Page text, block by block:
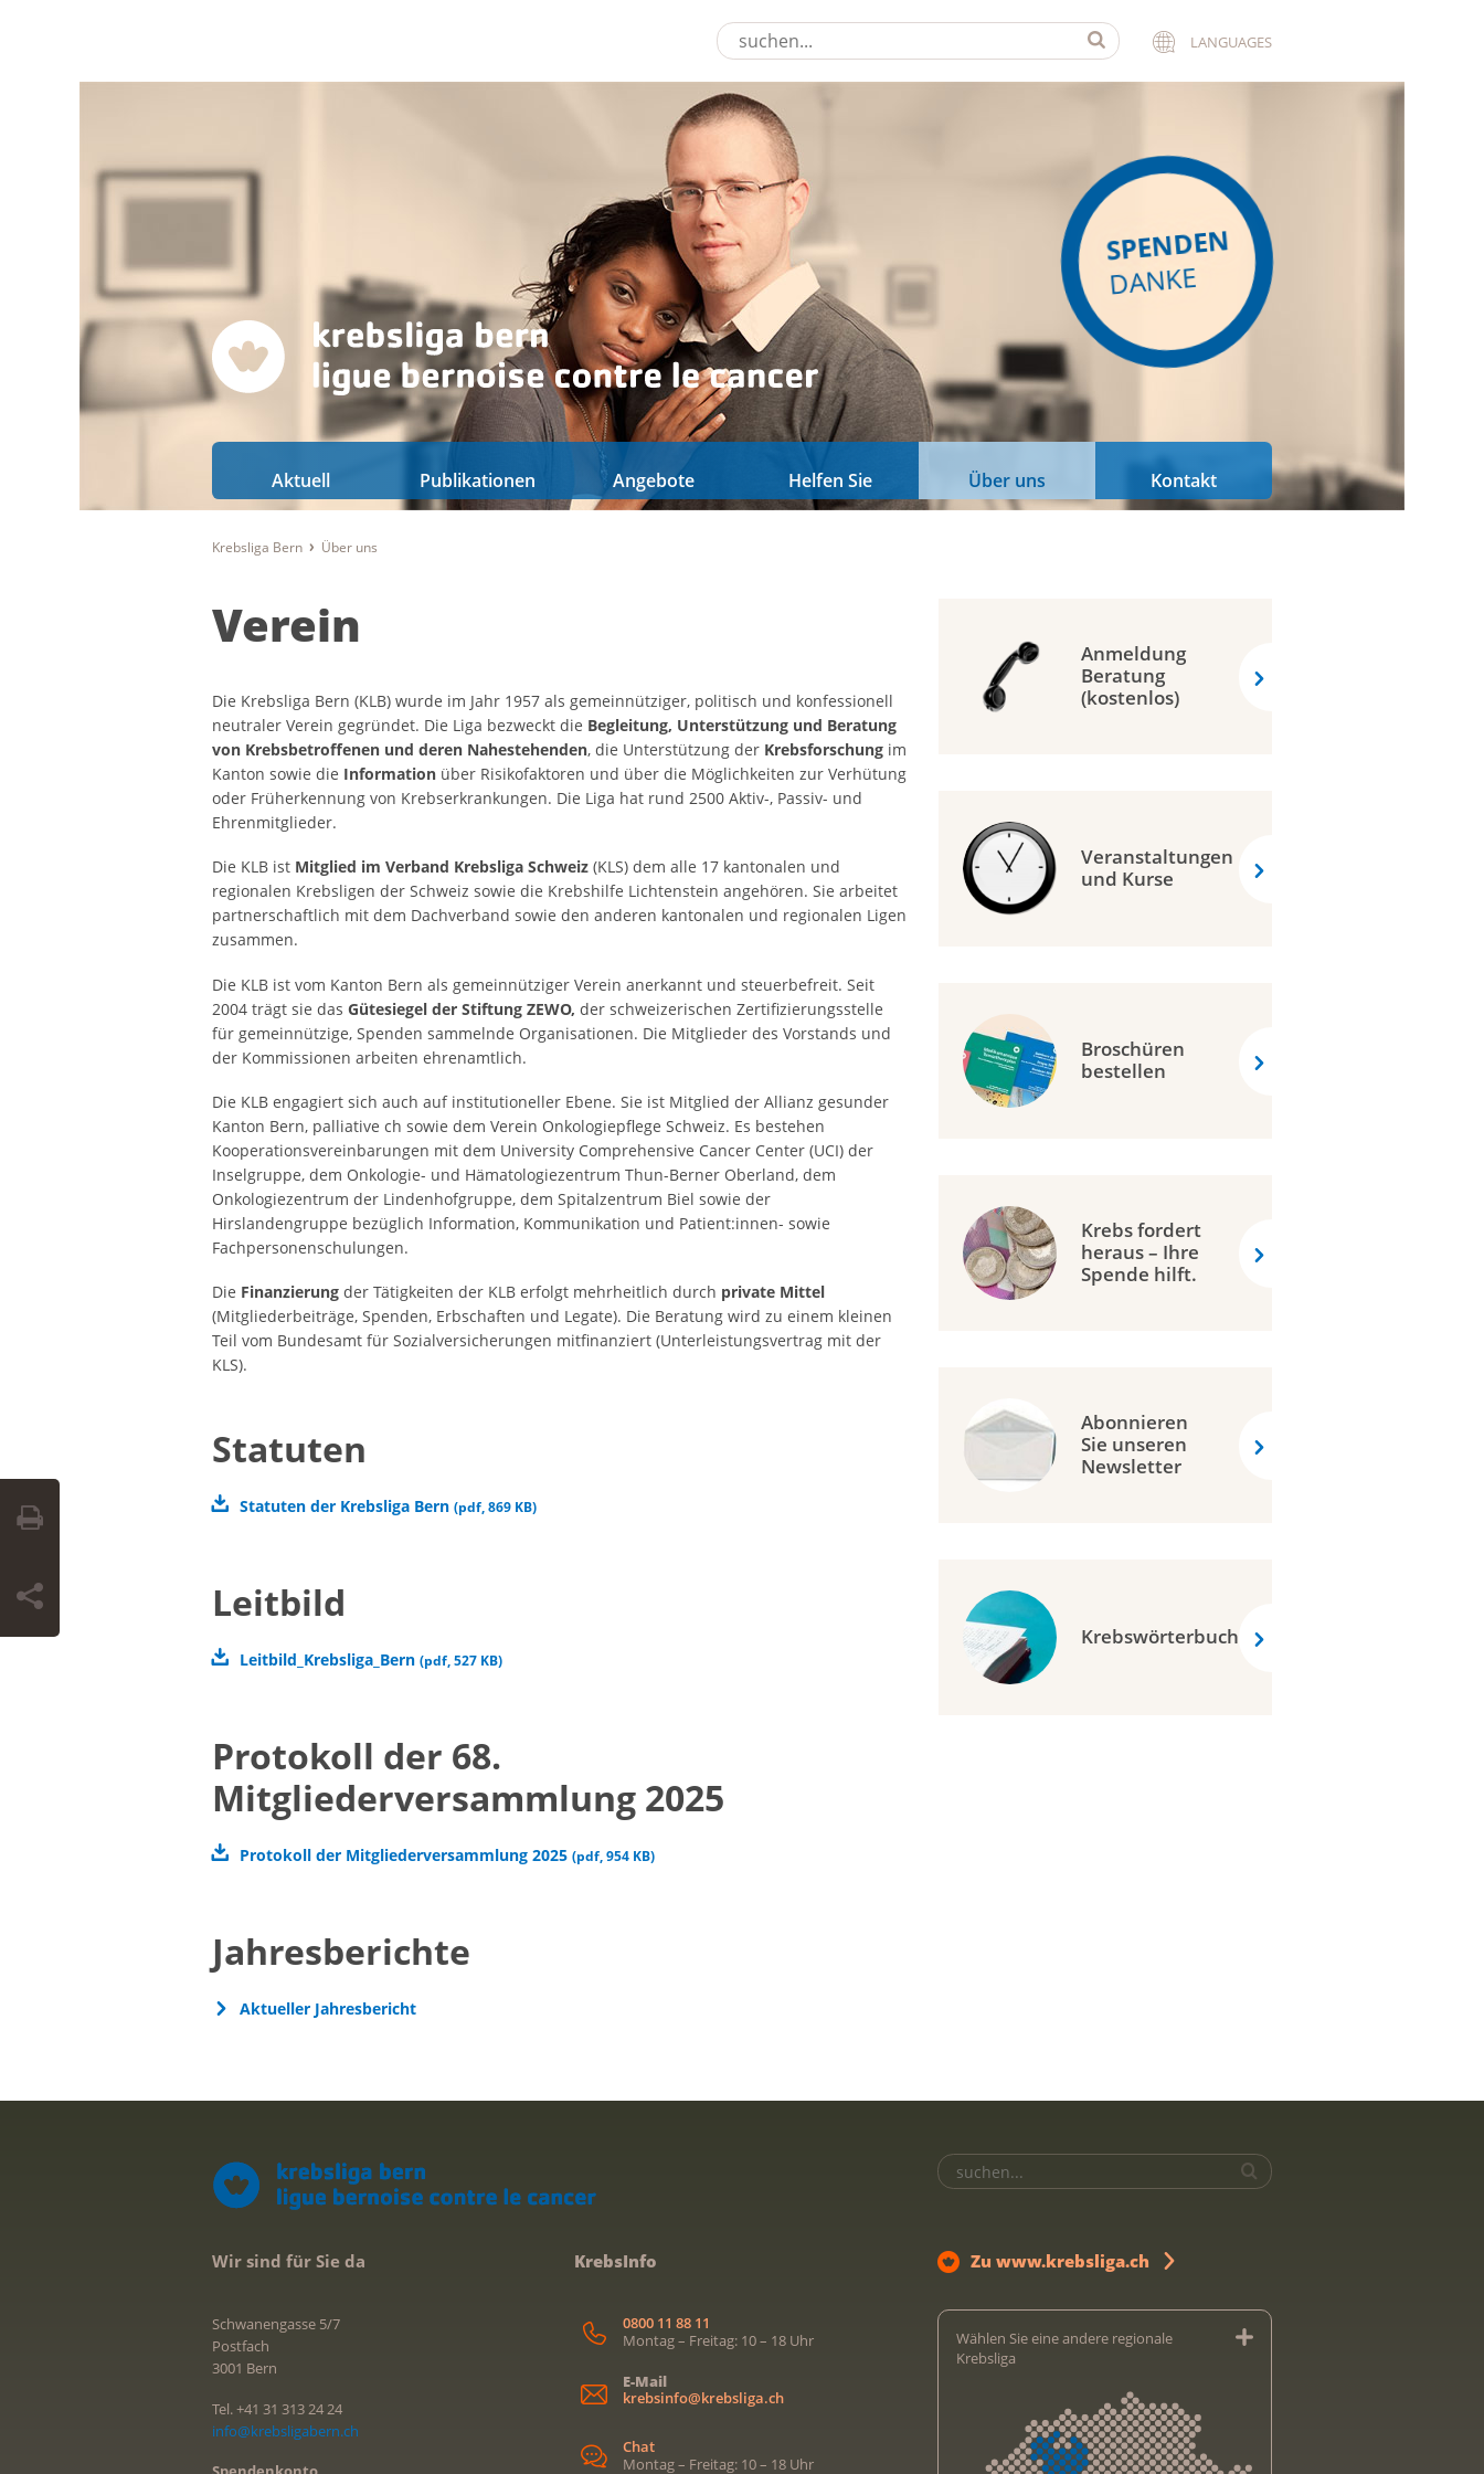
LANGUAGES
SPENDEN
DANKE
Aktuell Publikationen Angebote Helfen Sie Über uns Kontakt
Krebsliga Bern Über uns
Verein
Die Krebsliga Bern (KLB) wurde im Jahr 1957 als gemeinnütziger, politisch und konfessionell
neutraler Verein gegründet. Die Liga bezweckt die Begleitung, Unterstützung und Beratung
von Krebsbetroffenen und deren Nahestehenden, die Unterstützung der Krebsforschung im
Kanton sowie die Information über Risikofaktoren und über die Möglichkeiten zur Verhütung
oder Früherkennung von Krebserkrankungen. Die Liga hat rund 2500 Aktiv-, Passiv- und
Ehrenmitglieder.
Die KLB ist Mitglied im Verband Krebsliga Schweiz (KLS) dem alle 17 kantonalen und
regionalen Krebsligen der Schweiz sowie die Krebshilfe Lichtenstein angehören. Sie arbeitet
partnerschaftlich mit dem Dachverband sowie den anderen kantonalen und regionalen Ligen
zusammen.
Die KLB ist vom Kanton Bern als gemeinnütziger Verein anerkannt und steuerbefreit. Seit
2004 trägt sie das Gütesiegel der Stiftung ZEWO, der schweizerischen Zertifizierungsstelle
für gemeinnützige, Spenden sammelnde Organisationen. Die Mitglieder des Vorstands und
der Kommissionen arbeiten ehrenamtlich.
Die KLB engagiert sich auch auf institutioneller Ebene. Sie ist Mitglied der Allianz gesunder
Kanton Bern, palliative ch sowie dem Verein Onkologiepflege Schweiz. Es bestehen
Kooperationsvereinbarungen mit dem University Comprehensive Cancer Center (UCI) der
Inselgruppe, dem Onkologie- und Hämatologiezentrum Thun-Berner Oberland, dem
Onkologiezentrum der Lindenhofgruppe, dem Spitalzentrum Biel sowie der
Hirslandengruppe bezüglich Information, Kommunikation und Patient:innen- sowie
Fachpersonenschulungen.
Die Finanzierung der Tätigkeiten der KLB erfolgt mehrheitlich durch private Mittel
(Mitgliederbeiträge, Spenden, Erbschaften und Legate). Die Beratung wird zu einem kleinen
Teil vom Bundesamt für Sozialversicherungen mitfinanziert (Unterleistungsvertrag mit der
KLS).
Statuten
Statuten der Krebsliga Bern (pdf,869 KB)
Leitbild
Leitbild_Krebsliga_Bern (pdf,527 KB)
Protokoll der 68.
Mitgliederversammlung 2025
Protokoll der Mitgliederversammlung 2025 (pdf,954 KB)
Jahresberichte
Aktueller Jahresbericht
Anmeldung
Beratung
(kostenlos)
Veranstaltungen
und Kurse
Broschüren
bestellen
Krebs fordert
heraus – Ihre
Spende hilft.
Abonnieren
Sie unseren
Newsletter
Krebswörterbuch
Wir sind für Sie da
Schwanengasse 5/7
Postfach
3001 Bern
Tel. +41 31 313 24 24
info@krebsligabern.ch
KrebsInfo
0800 11 88 11
Montag – Freitag: 10 – 18 Uhr
E-Mail
krebsinfo@krebsliga.ch
Chat
Montag – Freitag: 10 – 18 Uhr
Zu www.krebsliga.ch
Wählen Sie eine andere regionale
Krebsliga